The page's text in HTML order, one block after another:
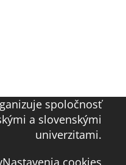
spoločnosť
a slovenskými
univerzitami.
Nastavenia cookies